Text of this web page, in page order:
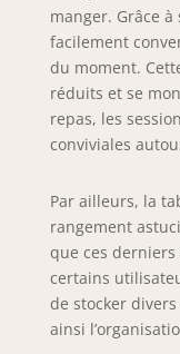
manger. Grâce
facilement
du moment.
réduits et se
repas, les
conviviales
Par ailleurs, la
rangement
que ces
certains
de stocker
ainsi